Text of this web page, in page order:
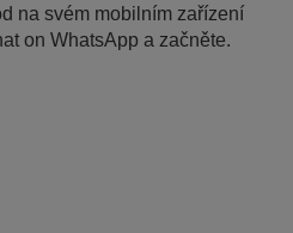
na svém mobilním zařízení
on WhatsApp a začněte.